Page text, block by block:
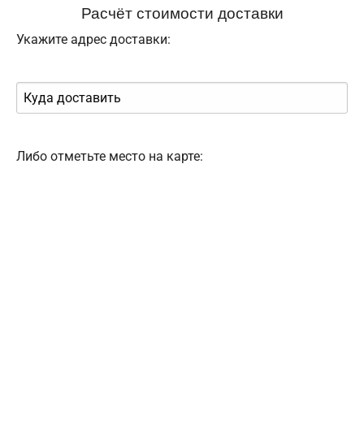
Расчёт стоимости доставки
Укажите адрес доставки:
Либо отметьте место на карте: